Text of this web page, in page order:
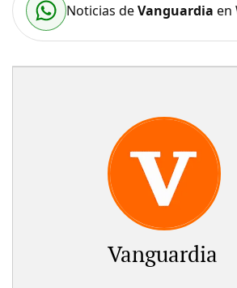
Noticias deVanguardia en
Vanguardia